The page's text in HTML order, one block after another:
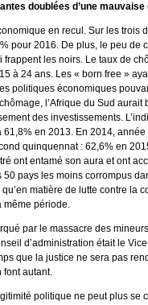
doublées d’une
en recul. Sur les
pour 2016. De plus, le peu de
les noirs. Le taux de
à 24 ans. Les « born free »
politiques économiques
l’Afrique du Sud
des investissements.
en 2013. En 2014,
quinquennat : 62,6% en
ont entamé son aura et ont
pays les moins corrompus
matière de lutte contre la
même période.
par le massacre des
d’administration était le
que la justice ne sera pas
font autant.
politique ne peut plus